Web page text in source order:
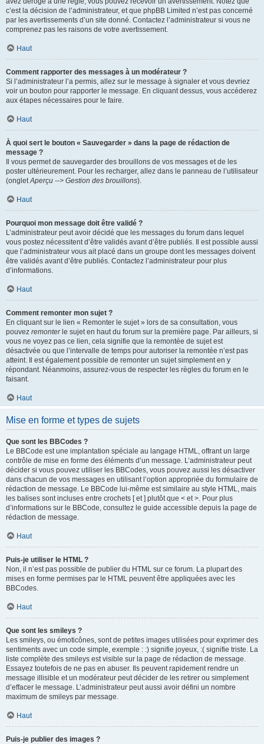
c’est la décision de l’administrateur, et que phpBB Limited n’est pas concerné
par les avertissements d’un site donné. Contactez l’administrateur si vous ne
comprenez pas les raisons de votre avertissement.
Haut
Comment rapporter des messages à un modérateur ?
Si l’administrateur l’a permis, allez sur le message à signaler et vous devriez
voir un bouton pour rapporter le message. En cliquant dessus, vous accéderez
aux étapes nécessaires pour le faire.
Haut
À quoi sert le bouton « Sauvegarder » dans la page de rédaction de
message ?
Il vous permet de sauvegarder des brouillons de vos messages et de les
poster ultérieurement. Pour les recharger, allez dans le panneau de l’utilisateur
(ongletAperçu --> Gestion des brouillons).
Haut
Pourquoi mon message doit être validé ?
L’administrateur peut avoir décidé que les messages du forum dans lequel
vous postez nécessitent d’être validés avant d’être publiés. Il est possible aussi
que l’administrateur vous ait placé dans un groupe dont les messages doivent
être validés avant d’être publiés. Contactez l’administrateur pour plus
d’informations.
Haut
Comment remonter mon sujet ?
En cliquant sur le lien « Remonter le sujet » lors de sa consultation, vous
pouvez remonterle sujet en haut du forum sur la première page. Par ailleurs, si
vous ne voyez pas ce lien, cela signifie que la remontée de sujet est
désactivée ou que l’intervalle de temps pour autoriser la remontée n’est pas
atteint. Il est également possible de remonter un sujet simplement en y
répondant. Néanmoins, assurez-vous de respecter les règles du forum en le
faisant.
Haut
Mise en forme et types de sujets
Que sont les BBCodes ?
Le BBCode est une implantation spéciale au langage HTML, offrant un large
contrôle de mise en forme des éléments d’un message. L’administrateur peut
décider si vous pouvez utiliser les BBCodes, vous pouvez aussi les désactiver
dans chacun de vos messages en utilisant l’option appropriée du formulaire de
rédaction de message. Le BBCode lui-même est similaire au style HTML, mais
les balises sont incluses entre crochets [ et ] plutôt que < et >. Pour plus
d’informations sur le BBCode, consultez le guide accessible depuis la page de
rédaction de message.
Haut
Puis-je utiliser le HTML ?
Non, il n’est pas possible de publier du HTML sur ce forum. La plupart des
mises en forme permises par le HTML peuvent être appliquées avec les
BBCodes.
Haut
Que sont les smileys ?
Les smileys, ou émoticônes, sont de petites images utilisées pour exprimer des
sentiments avec un code simple, exemple : :) signifie joyeux, :( signifie triste. La
liste complète des smileys est visible sur la page de rédaction de message.
Essayez toutefois de ne pas en abuser. Ils peuvent rapidement rendre un
message illisible et un modérateur peut décider de les retirer ou simplement
d’effacer le message. L’administrateur peut aussi avoir défini un nombre
maximum de smileys par message.
Haut
Puis-je publier des images ?